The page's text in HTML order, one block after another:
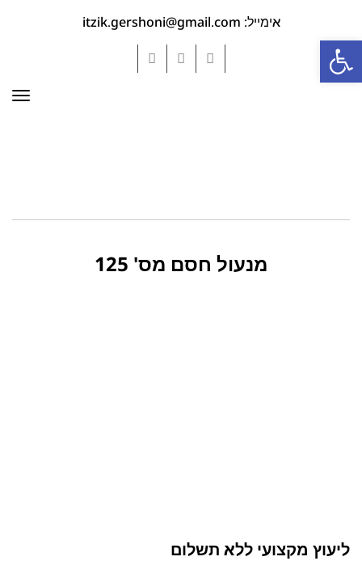
פתח סרגל נגישות
אימייל: itzik.gershoni@gmail.com
Facebook
Google+
YouTube
מנעול חסם מס' 125
ליעוץ מקצועי ללא תשלום